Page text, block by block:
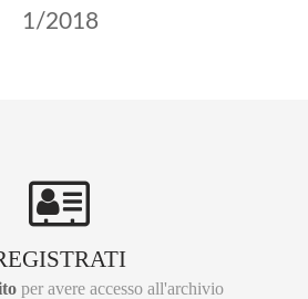
1/2018
per avere accesso all'archivio